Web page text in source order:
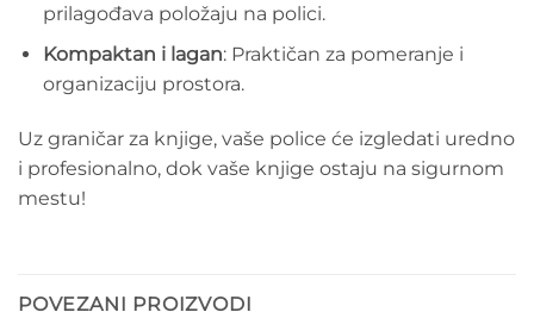
prilagođava položaju na polici.
Kompaktan i lagan: Praktičan za pomeranje i
organizaciju prostora.
Uz graničar za knjige, vaše police će izgledati uredno
i profesionalno, dok vaše knjige ostaju na sigurnom
mestu!
POVEZANI PROIZVODI